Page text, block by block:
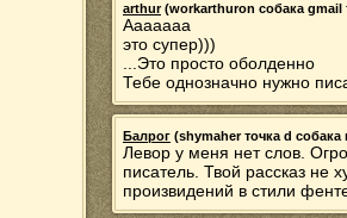
arthur(workarthuron собака gmail
Ааааааа
это супер)))
...Это просто оболденно
Тебе однозначно нужно
Балрог (shymaher точка d собака
Левор у меня нет слов.
писатель. Твой рассказ не
произвидений в стили